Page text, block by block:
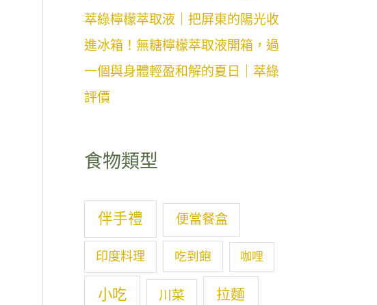
萃綠檸檬萃取液｜把屏東的陽光收
進冰箱！無糖檸檬萃取液開箱，過
一個與身體輕盈和解的夏日｜萃綠
評價
食物類型
伴手禮 便當餐盒
印度料理 吃到飽 咖哩
小吃 川菜 拉麵